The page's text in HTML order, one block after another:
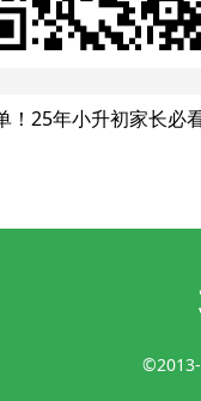
！25年小升初家长必